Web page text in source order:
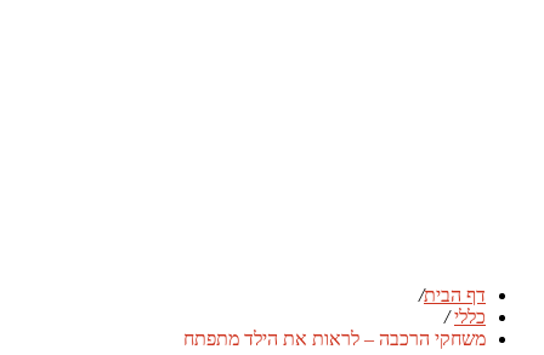
דף הבית/
כללי /
משחקי הרכבה – לראות את הילד מתפתח